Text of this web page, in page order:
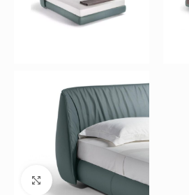
Büyütmek için tıklayın